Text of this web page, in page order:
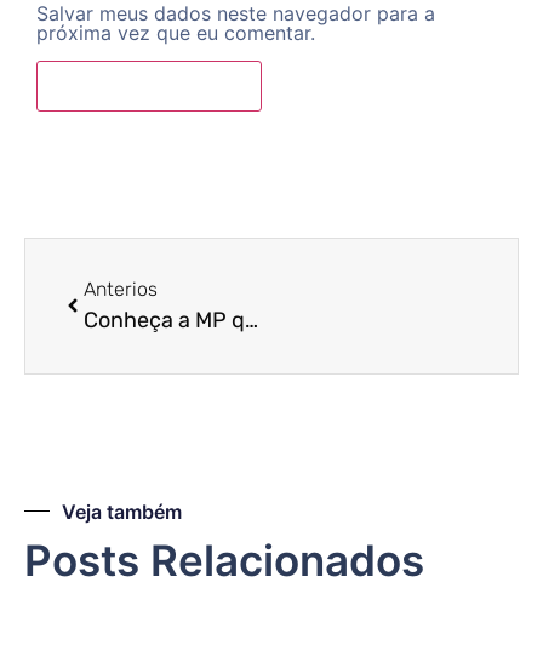
Salvar meus dados neste navegador para a
próxima vez que eu comentar.
Anterios
Conheça a MP que pretende desburocratizar a abertura de empresas!
Veja também
Posts Relacionados